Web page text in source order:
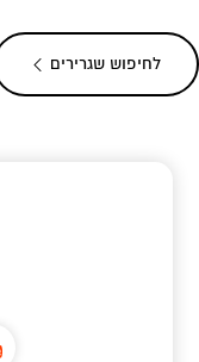
לחיפוש שגרירים